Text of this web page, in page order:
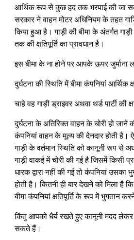
आर्थिक रूप से कुछ हद तक भरपाई की जा
सरकार ने वाहन मोटर अधिनियम के तहत
किया हुआ है। गाड़ी की बीमा के अंतर्गत गाड़ी
तक की क्षतिपूर्ति का प्रावधान है।
इस बीमा के ना होने पर आपके ऊपर जुर्माना
दुर्घटना की स्थिति में बीमा कंपनियां आर्थिक
चाहे वह गाड़ी ड्राइवर अथवा थर्ड पार्टी की
दुर्घटना के अतिरिक्त वाहन के चोरी हो जाने
कंपनियां वाहन के मूल्य की देनदार होती है।
गाड़ी के वर्तमान स्थिति को कानूनी रूप से
गाड़ी वाकई में चोरी की गई है जिसमें किसी
धारक द्वारा नहीं की गई तो कंपनियां उसका
होती है। कितनी ही बार देखने को मिला है
बीमा कंपनियां क्षतिपूर्ति के रूप में भुगतान
किंतु आपको धैर्य रखते हुए कानूनी मदद लेकर
सकते हैं।